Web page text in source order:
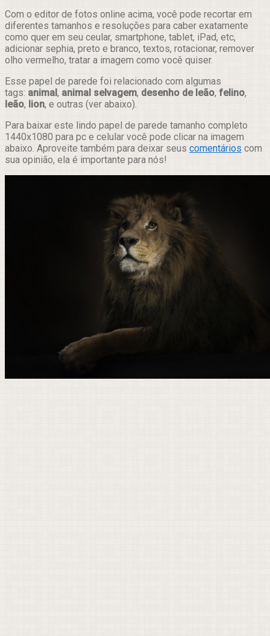
Com o editor de fotos online acima, você pode recortar em
diferentes tamanhos e resoluções para caber exatamente
como quer em seu ceular, smartphone, tablet, iPad, etc,
adicionar sephia, preto e branco, textos, rotacionar, remover
olho vermelho, tratar a imagem como você quiser.
Esse papel de parede foi relacionado com algumas
tags: animal, animal selvagem, desenho de leão, felino,
leão, lion, e outras (ver abaixo).
Para baixar este lindo papel de parede tamanho completo
1440x1080 para pc e celular você pode clicar na imagem
abaixo. Aproveite também para deixar seus comentários com
sua opinião, ela é importante para nós!